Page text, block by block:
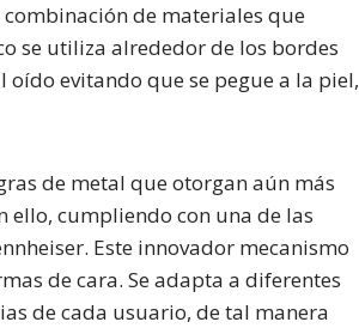
de materiales que
se utiliza alrededor de los bordes
evitando que se pegue a la piel,
de metal que otorgan aún más
cumpliendo con una de las
Este innovador mecanismo
de cara. Se adapta a diferentes
de cada usuario, de tal manera